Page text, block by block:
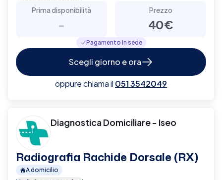
Prima disponibilità
-
Prezzo
40€
Pagamento in sede
Scegli giorno e ora
oppure chiama il 051 3542049
Diagnostica Domiciliare - Iseo
Radiografia Rachide Dorsale (RX)
A domicilio